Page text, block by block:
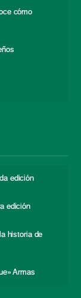
cómo
edición
edición
historia de
Armas